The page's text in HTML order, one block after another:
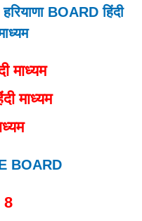
BOARD हिंदी
माध्यम
माध्यम
BOARD
8